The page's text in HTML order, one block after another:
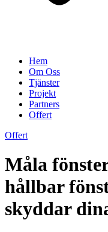
Hem
Om Oss
Tjänster
Projekt
Partners
Offert
Offert
Måla
hållbar
skyddar